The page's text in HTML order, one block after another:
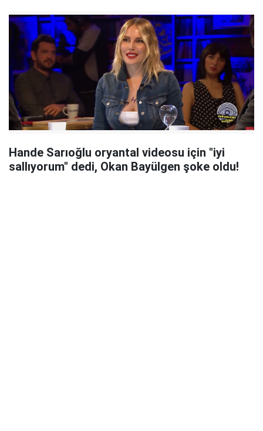
Hande Sarıoğlu oryantal videosu için "iyi
sallıyorum" dedi, Okan Bayülgen şoke oldu!